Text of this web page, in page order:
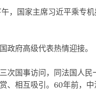
国家主席习近平乘专机
府高级代表热情迎接。
国事访问，同法国人民
、相互吸引。60年前，